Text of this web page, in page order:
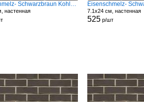
Eisenschmelz- Schwarzbraun Kohle Spezial Modf
настенная 7.1x24 см, настенная
525р/шт